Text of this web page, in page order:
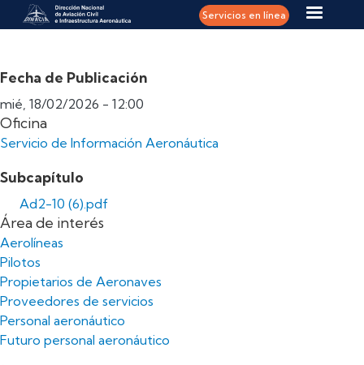
Pasar al contenido principal Servicios en línea
Fecha de Publicación
mié, 18/02/2026 - 12:00
Oficina
Servicio de Información Aeronáutica
Subcapítulo
Ad2-10 (6).pdf
Área de interés
Aerolíneas
Pilotos
Propietarios de Aeronaves
Proveedores de servicios
Personal aeronáutico
Futuro personal aeronáutico